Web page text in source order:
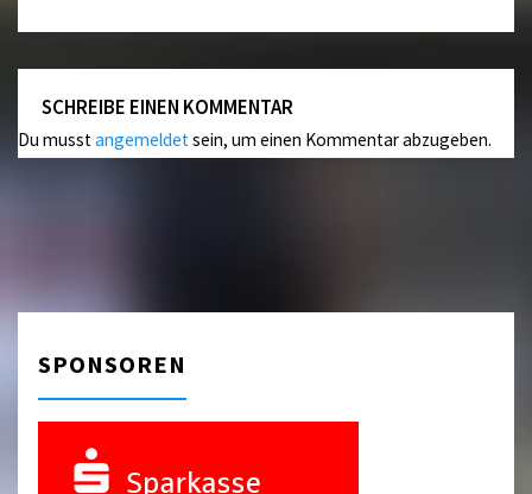
SCHREIBE EINEN KOMMENTAR
Du musstangemeldet sein, um einen Kommentar abzugeben.
SPONSOREN